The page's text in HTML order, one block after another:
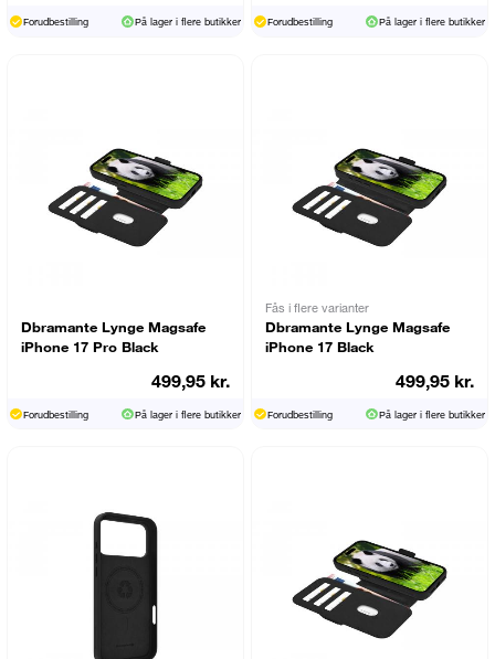
Forudbestilling På lager i flere butikker Forudbestilling På lager i flere butikker
Dbramante Lynge Magsafe
iPhone 17 Pro Black
499,95 kr.
Forudbestilling På lager i flere butikker
Fås i flere varianter
Dbramante Lynge Magsafe
iPhone 17 Black
499,95 kr.
Forudbestilling På lager i flere butikker